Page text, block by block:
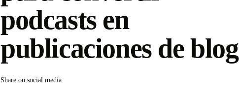
podcasts en
publicaciones de blog
Share on social media